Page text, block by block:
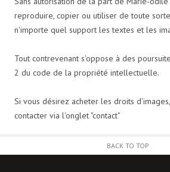
reproduire, copier ou utiliser de toute
n'importe quel support les textes et les
Tout contrevenant s'oppose à des
2 du code de la propriété intellectuelle.
Si vous désirez acheter les droits
contacter via l'onglet "contact"
BACK TO TOP